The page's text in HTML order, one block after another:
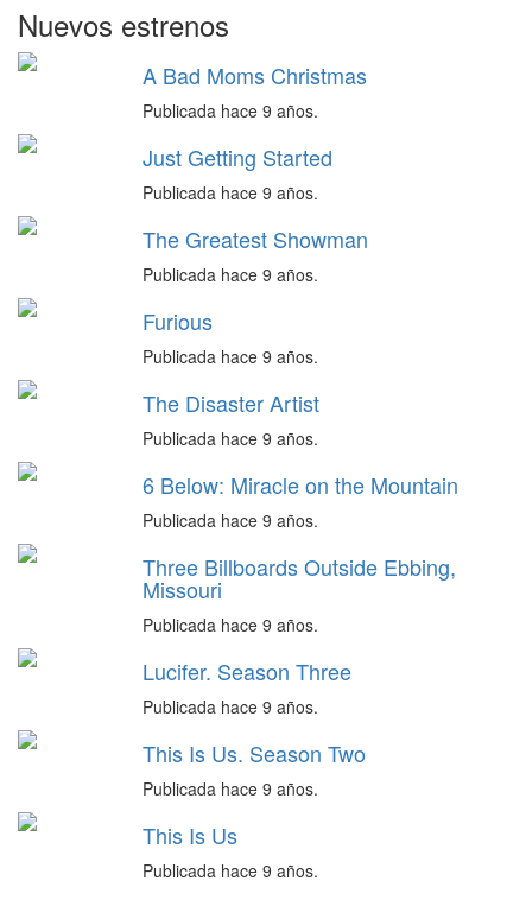
Nuevos estrenos
A Bad Moms Christmas
Publicada hace 9 años.
Just Getting Started
Publicada hace 9 años.
The Greatest Showman
Publicada hace 9 años.
Furious
Publicada hace 9 años.
The Disaster Artist
Publicada hace 9 años.
6 Below: Miracle on the Mountain
Publicada hace 9 años.
Three Billboards Outside Ebbing,
Missouri
Publicada hace 9 años.
Lucifer. Season Three
Publicada hace 9 años.
This Is Us. Season Two
Publicada hace 9 años.
This Is Us
Publicada hace 9 años.